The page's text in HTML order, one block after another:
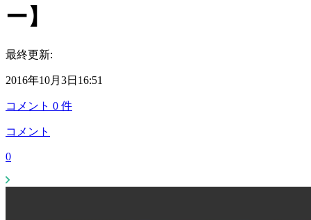
ー】
最終更新:
2016年10月3日16:51
コメント 0 件
コメント
0